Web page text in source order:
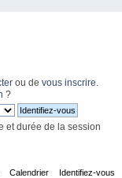
ou de vous inscrire
?
et durée de la session
Calendrier Identifiez-vous